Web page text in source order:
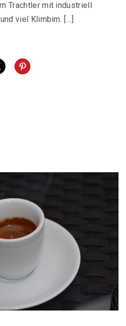
Trachtler mit industriell
viel Klimbim. […]